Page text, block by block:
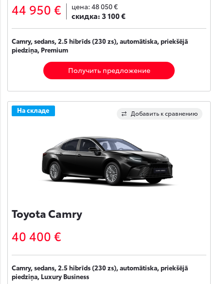
44 950 € цена: 48 050 €
скидка:3 100 €
Camry, sedans, 2.5 hibrīds (230 zs), automātiska, priekšējā
piedziņa, Premium
Получить предложение
Добавить к сравнению
На складе
Toyota Camry
40 400 €
Camry, sedans, 2.5 hibrīds (230 zs), automātiska, priekšējā
piedziņa, Luxury Business